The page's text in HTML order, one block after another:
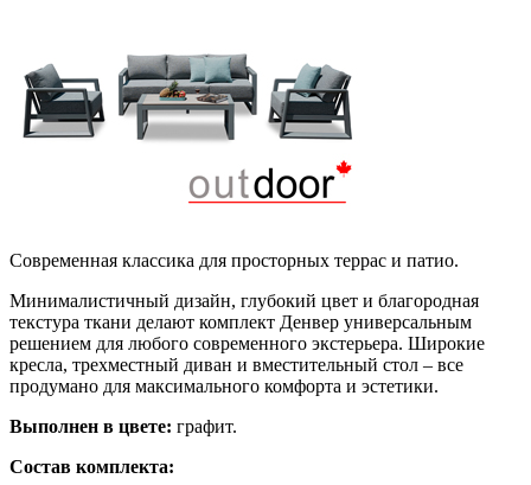
Современная классика для просторных террас и патио.
Минималистичный дизайн, глубокий цвет и благородная
текстура ткани делают комплект Денвер универсальным
решением для любого современного экстерьера. Широкие
кресла, трехместный диван и вместительный стол – все
продумано для максимального комфорта и эстетики.
Выполнен в цвете: графит.
Состав комплекта: